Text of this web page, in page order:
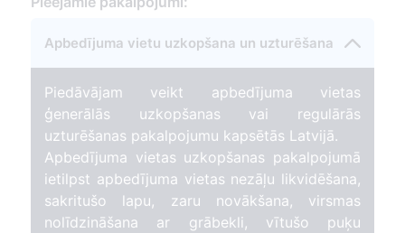
143
Apbedījuma vietu uzkopšana un uzturēšana
Piedāvājam veikt apbedījuma vietas
ģenerālās uzkopšanas vai regulārās
uzturēšanas pakalpojumu kapsētās Latvijā.
Apbedījuma vietas uzkopšanas pakalpojumā
ietilpst apbedījuma vietas nezāļu likvidēšana,
sakritušo lapu, zaru novākšana, virsmas
nolīdzināšana ar grābekli, vītušo puķu